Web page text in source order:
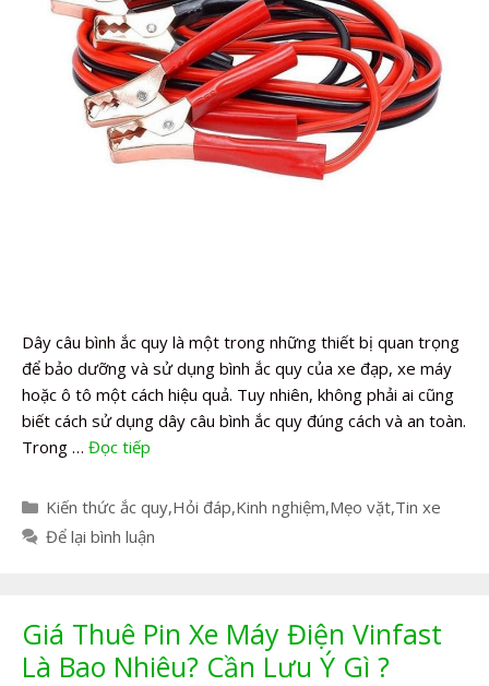
Dây câu bình ắc quy là một trong những thiết bị quan trọng
để bảo dưỡng và sử dụng bình ắc quy của xe đạp, xe máy
hoặc ô tô một cách hiệu quả. Tuy nhiên, không phải ai cũng
biết cách sử dụng dây câu bình ắc quy đúng cách và an toàn.
Trong … Đọc tiếp
Danh
mục
Kiến thức ắc quy,Hỏi đáp,Kinh nghiệm,Mẹo vặt,Tin xe
Để lại bình luận
Giá Thuê Pin Xe Máy Điện Vinfast
Là Bao Nhiêu? Cần Lưu Ý Gì ?